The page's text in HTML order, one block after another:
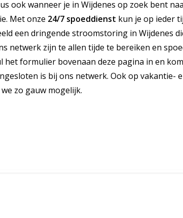
ook wanneer je in Wijdenes op zoek bent
Met onze 24/7 spoeddienst kun je op ieder
een dringende stroomstoring in Wijdenes
netwerk zijn te allen tijde te bereiken en
het formulier bovenaan deze pagina in en kom
is bij ons netwerk. Ook op vakantie-
zo gauw mogelijk.